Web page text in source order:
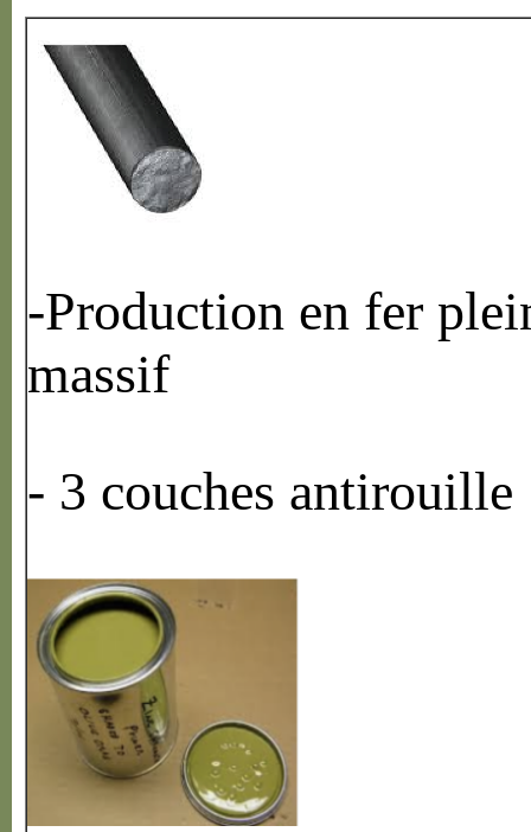
-Production en fer
massif
- 3 couches antirouille